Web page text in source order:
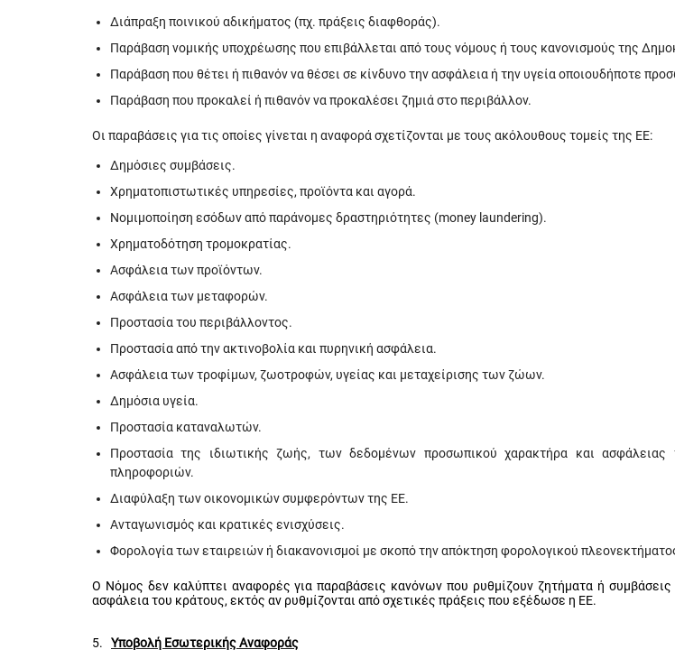
Διάπραξη ποινικού αδικήματος (πχ. πράξεις διαφθοράς).
Παράβαση νομικής υποχρέωσης που επιβάλλεται από τους νόμους ή τους κανονισμούς της
Παράβαση που θέτει ή πιθανόν να θέσει σε κίνδυνο την ασφάλεια ή την υγεία οποιουδήποτε
Παράβαση που προκαλεί ή πιθανόν να προκαλέσει ζημιά στο περιβάλλον.
Οι παραβάσεις για τις οποίες γίνεται η αναφορά σχετίζονται με τους ακόλουθους τομείς της ΕΕ:
Δημόσιες συμβάσεις.
Χρηματοπιστωτικές υπηρεσίες, προϊόντα και αγορά.
Νομιμοποίηση εσόδων από παράνομες δραστηριότητες (money laundering).
Χρηματοδότηση τρομοκρατίας.
Ασφάλεια των προϊόντων.
Ασφάλεια των μεταφορών.
Προστασία του περιβάλλοντος.
Προστασία από την ακτινοβολία και πυρηνική ασφάλεια.
Ασφάλεια των τροφίμων, ζωοτροφών, υγείας και μεταχείρισης των ζώων.
Δημόσια υγεία.
Προστασία καταναλωτών.
Προστασία της ιδιωτικής ζωής, των δεδομένων προσωπικού χαρακτήρα και ασφάλειας
πληροφοριών.
Διαφύλαξη των οικονομικών συμφερόντων της ΕΕ.
Ανταγωνισμός και κρατικές ενισχύσεις.
Φορολογία των εταιρειών ή διακανονισμοί με σκοπό την απόκτηση φορολογικού
Ο Νόμος δεν καλύπτει αναφορές για παραβάσεις κανόνων που ρυθμίζουν ζητήματα ή συμβάσεις
ασφάλεια του κράτους, εκτός αν ρυθμίζονται από σχετικές πράξεις που εξέδωσε η ΕΕ.
5. Υποβολή Εσωτερικής Αναφοράς